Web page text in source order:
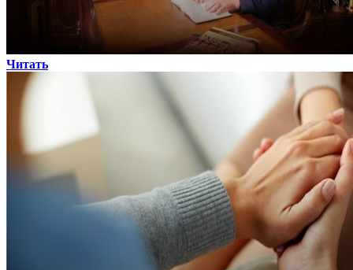
Читать